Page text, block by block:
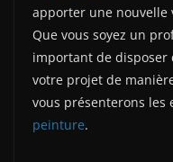
apporter une nouvelle
Que vous soyez un
important de disposer
votre projet de
vous présenterons les
peinture.